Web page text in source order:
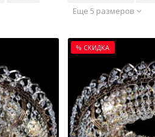
Еще 5 размеров
% СКИДКА